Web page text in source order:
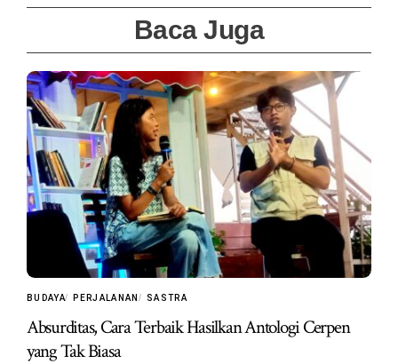
Baca Juga
BUDAYA PERJALANAN SASTRA
Absurditas, Cara Terbaik Hasilkan Antologi Cerpen
yang Tak Biasa